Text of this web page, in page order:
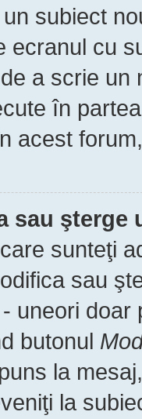
subiect
ecranul cu
a scrie un
în
acest
sau şterge
sunteţi
sau
uneori
butonul
la
la